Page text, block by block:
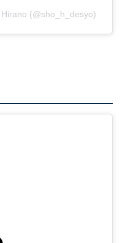
(@sho_h_desyo)